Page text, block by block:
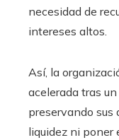
necesidad de
intereses altos.
Así, la
acelerada tras
preservando sus
liquidez ni poner